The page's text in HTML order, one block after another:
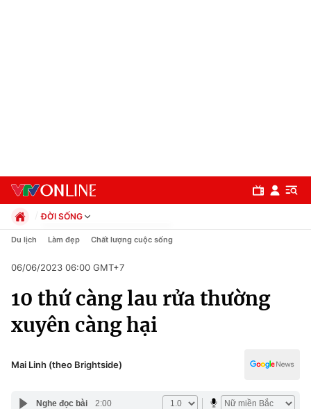
Chuyên mục
Chính trị
Pháp luật
ĐỜI SỐNG
Chính trị
Pháp luật
Kinh tế
Thể thao
Truyền hình
Y tế
Công nghệ
Du lịch Làm đẹp Chất lượng cuộc sống
06/06/2023 06:00 GMT+7
10 thứ càng lau rửa thường
xuyên càng hại
Mai Linh (theo Brightside)
Nghe đọc bài 2:00